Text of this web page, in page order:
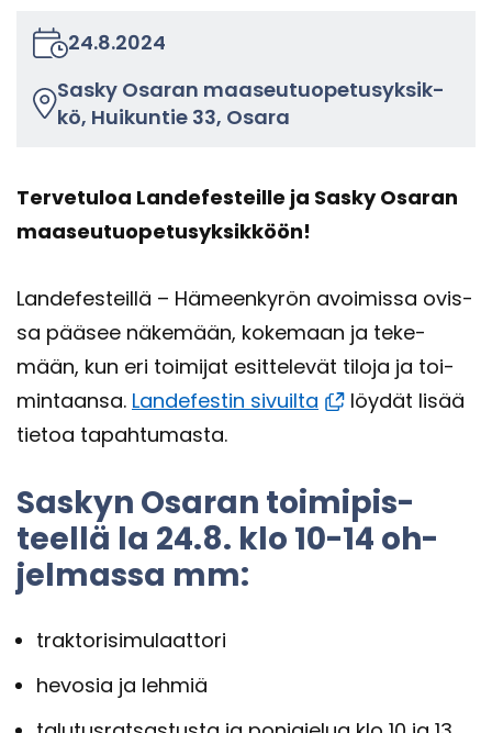
24.8.2024
Sasky Osa­ran maa­seu­tuo­pe­tusyk­sik­
kö, Hui­kun­tie 33, Osara
Ter­ve­tu­loa Lan­de­fes­teil­le ja Sasky Osa­ran
maa­seu­tuo­pe­tusyk­sik­köön!
Lan­de­fes­teil­lä – Hä­meen­ky­rön avoi­mis­sa ovis­
sa pää­see nä­ke­mään, ko­ke­maan ja te­ke­
mään, kun eri toi­mi­jat esit­te­le­vät ti­lo­ja ja toi­
min­taan­sa. Lan­de­fes­tin si­vuil­ta
löy­dät lisää
tie­toa ta­pah­tu­mas­ta.
Sas­kyn Osa­ran toi­mi­pis­
teel­lä la 24.8. klo 10-14 oh­
jel­mas­sa mm:
trak­to­ri­si­mu­laat­to­ri
he­vo­sia ja leh­miä